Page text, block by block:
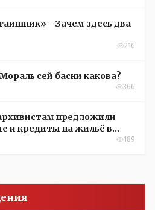
здесь два
216
сей басни какова?
366
предложили
и кредиты на жильё в
189